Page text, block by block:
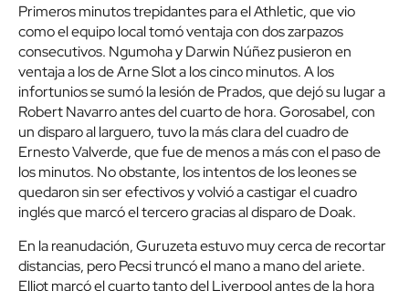
Primeros minutos trepidantes para el Athletic, que vio
como el equipo local tomó ventaja con dos zarpazos
consecutivos. Ngumoha y Darwin Núñez pusieron en
ventaja a los de Arne Slot a los cinco minutos. A los
infortunios se sumó la lesión de Prados, que dejó su lugar a
Robert Navarro antes del cuarto de hora. Gorosabel, con
un disparo al larguero, tuvo la más clara del cuadro de
Ernesto Valverde, que fue de menos a más con el paso de
los minutos. No obstante, los intentos de los leones se
quedaron sin ser efectivos y volvió a castigar el cuadro
inglés que marcó el tercero gracias al disparo de Doak.
En la reanudación, Guruzeta estuvo muy cerca de recortar
distancias, pero Pecsi truncó el mano a mano del ariete.
Elliot marcó el cuarto tanto del Liverpool antes de la hora